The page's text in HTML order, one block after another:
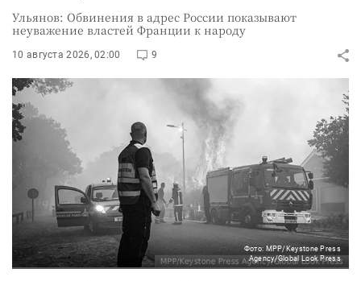
Ульянов: Обвинения в адрес России показывают
неуважение властей Франции к народу
10 августа 2026, 02:00 9
Фото: MPP/Keystone Press
Agency/Global Look Press